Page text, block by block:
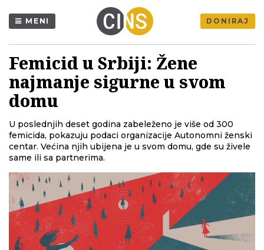
MENI DONIRAJ
Femicid u Srbiji: Žene
najmanje sigurne u svom
domu
U poslednjih deset godina zabeleženo je više od 300
femicida, pokazuju podaci organizacije Autonomni ženski
centar. Većina njih ubijena je u svom domu, gde su živele
same ili sa partnerima.